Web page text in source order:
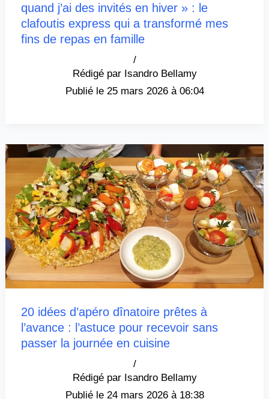
quand j’ai des invités en hiver » : le
clafoutis express qui a transformé mes
fins de repas en famille
Isandro Bellamy
/
25 mars 2026 à 06:04
20 idées d’apéro dînatoire prêtes à
l’avance : l’astuce pour recevoir sans
passer la journée en cuisine
Isandro Bellamy
/
24 mars 2026 à 18:38